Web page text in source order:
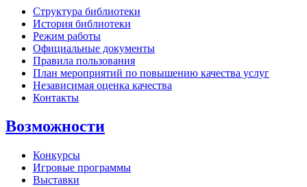
Структура библиотеки
История библиотеки
Режим работы
Официальные документы
Правила пользования
План мероприятий по повышению качества услуг
Независимая оценка качества
Контакты
Возможности
Конкурсы
Игровые программы
Выставки